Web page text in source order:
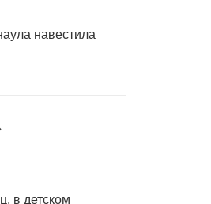
навестила
в детском